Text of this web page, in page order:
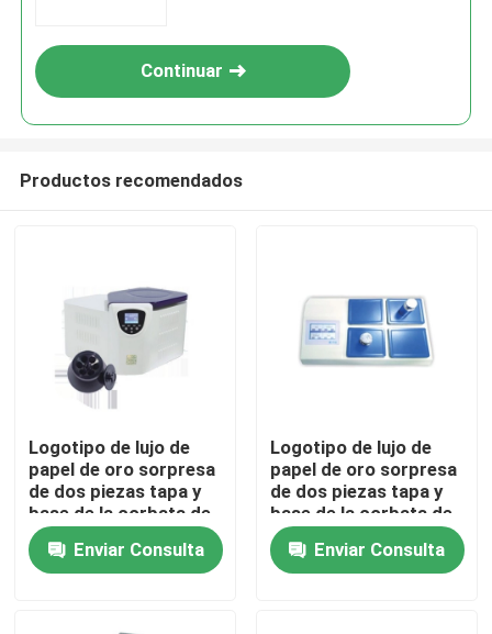
Continuar
Productos recomendados
Logotipo de lujo de
papel de oro sorpresa
de dos piezas tapa y
base de la corbata de
cartón regalo de
cumpleaños caja de
embalaje de papel
Enviar Consulta
Logotipo de lujo de
papel de oro sorpresa
de dos piezas tapa y
base de la corbata de
cartón regalo de
cumpleaños caja de
embalaje de papel
Enviar Consulta